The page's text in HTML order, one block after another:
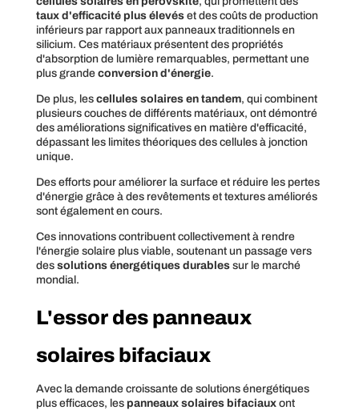
taux d'efficacité plus élevéset des coûts de production
inférieurs par rapport aux panneaux traditionnels en
silicium. Ces matériaux présentent des propriétés
d'absorption de lumière remarquables, permettant une
plus grande conversion d'énergie.
De plus, les cellules solaires en tandem, qui combinent
plusieurs couches de différents matériaux, ont démontré
des améliorations significatives en matière d'efficacité,
dépassant les limites théoriques des cellules à jonction
unique.
Des efforts pour améliorer la surface et réduire les pertes
d'énergie grâce à des revêtements et textures améliorés
sont également en cours.
Ces innovations contribuent collectivement à rendre
l'énergie solaire plus viable, soutenant un passage vers
des solutions énergétiques durablessur le marché
mondial.
L'essor des panneaux
solaires bifaciaux
Avec la demande croissante de solutions énergétiques
plus efficaces, les panneaux solaires bifaciauxont